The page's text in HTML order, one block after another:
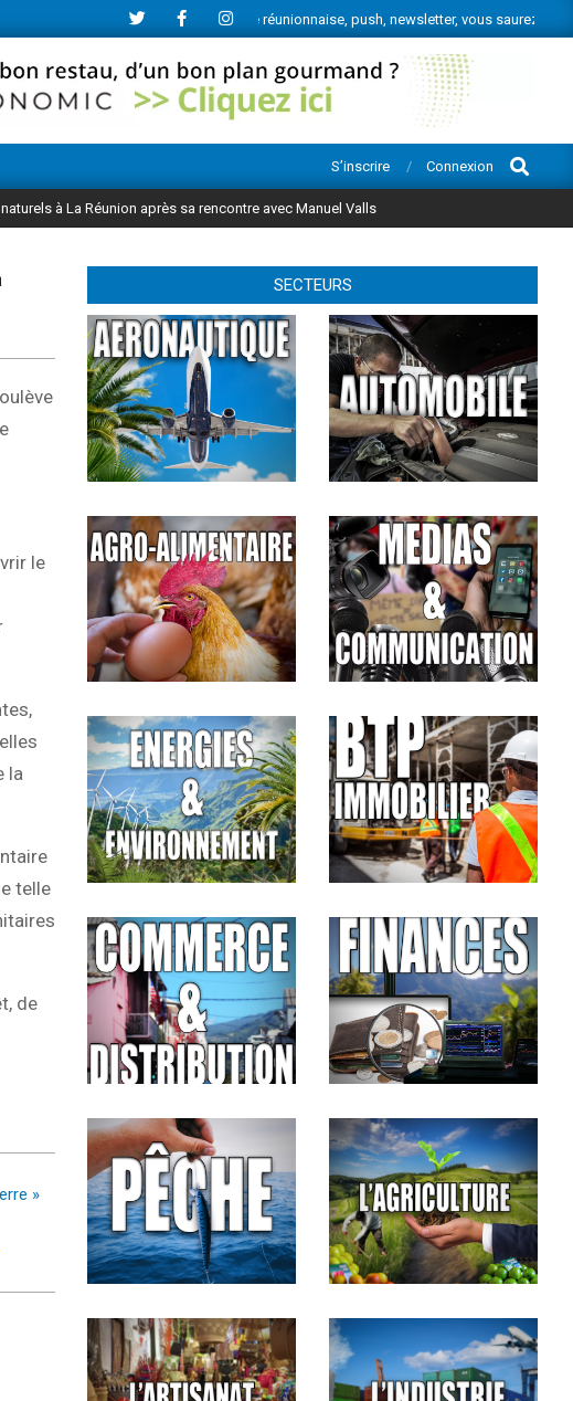
rien de l’actu économique réunionnaise, push, newsletter, vous saurez tout.
S’inscrire Connexion
Search
à La Réunion après sa rencontre avec Manuel Valls
le
la
telle
de
»
SECTEURS